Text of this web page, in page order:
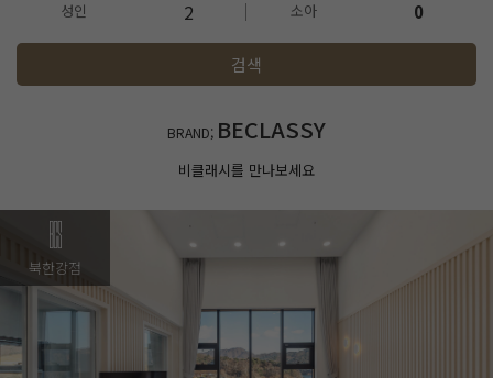
성인 2 소아 0
검색
BRAND; BECLASSY
비클래시를 만나보세요
북한강점